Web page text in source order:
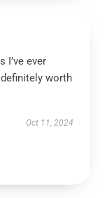
I’ve ever
worth
Oct 11, 2024